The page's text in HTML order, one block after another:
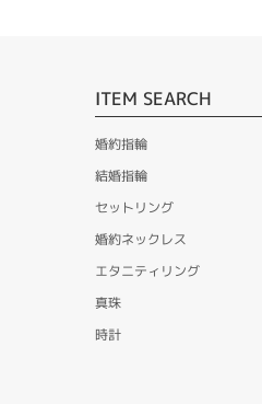
ITEM SEARCH
婚約指輪
結婚指輪
セットリング
婚約ネックレス
エタニティリング
真珠
時計